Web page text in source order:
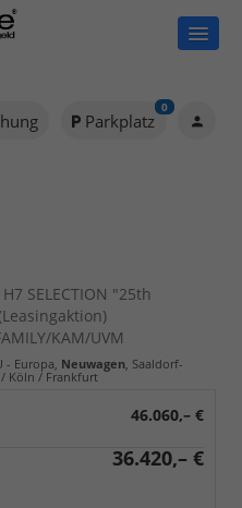
Parkplatz
0
H7 SELECTION "25th
KAM/UVM
- Europa, Neuwagen, Saaldorf-
Köln / Frankfurt
46.060,– €
36.420,– €